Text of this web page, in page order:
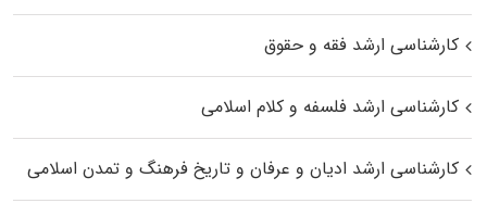
کارشناسی ارشد فقه و حقوق
کارشناسی ارشد فلسفه و کلام اسلامی
کارشناسی ارشد ادیان و عرفان و تاریخ فرهنگ و تمدن اسلامی